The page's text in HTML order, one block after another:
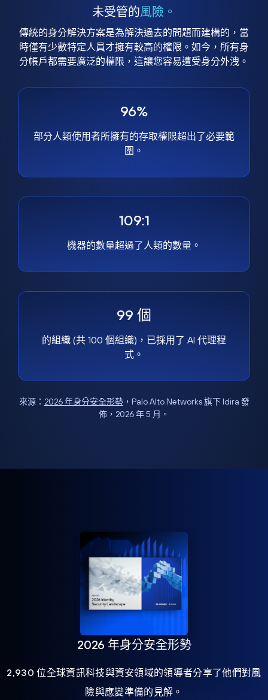
未受管的風險。
傳統的身分解決方案是為解決過去的問題而建構的，當
時僅有少數特定人員才擁有較高的權限。如今，所有身
分帳戶都需要廣泛的權限，這讓您容易遭受身分外洩。
96%
部分人類使用者所擁有的存取權限超出了必要範
圍。
109:1
機器的數量超過了人類的數量。
99 個
的組織 (共 100 個組織)，已採用了 AI 代理程
式。
來源： 2026 年身分安全形勢，Palo Alto Networks 旗下 Idira 發
佈，2026 年 5 月。
2026 年身分安全形勢
2,930 位全球資訊科技與資安領域的領導者分享了他們對風
險與應變準備的見解。